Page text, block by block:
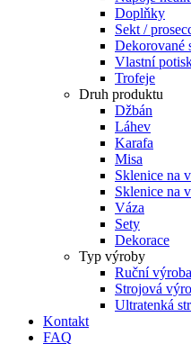
Doplňky
Sekt /
Dekorované
Vlastní
Trofeje
Druh produktu
Džbán
Láhev
Karafa
Misa
Sklenice na
Sklenice na
Váza
Sety
Dekorace
Typ výroby
Ruční výroba
Strojová
Ultratenká
Kontakt
FAQ